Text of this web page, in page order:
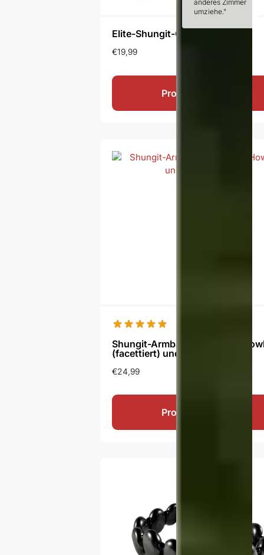
Elite-Shungit-Ohrringe Svetit’
€19,99
Produkt ansehen
Shungit-Armband Almaz mit
(facettiert) und Silberperlen
€24,99
Produkt ansehen